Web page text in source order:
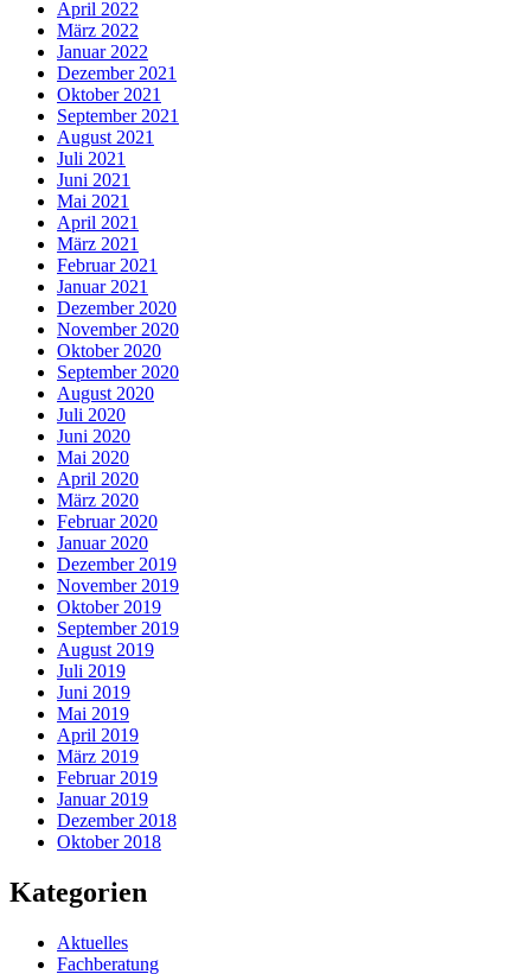
April 2022
März 2022
Januar 2022
Dezember 2021
Oktober 2021
September 2021
August 2021
Juli 2021
Juni 2021
Mai 2021
April 2021
März 2021
Februar 2021
Januar 2021
Dezember 2020
November 2020
Oktober 2020
September 2020
August 2020
Juli 2020
Juni 2020
Mai 2020
April 2020
März 2020
Februar 2020
Januar 2020
Dezember 2019
November 2019
Oktober 2019
September 2019
August 2019
Juli 2019
Juni 2019
Mai 2019
April 2019
März 2019
Februar 2019
Januar 2019
Dezember 2018
Oktober 2018
Kategorien
Aktuelles
Fachberatung